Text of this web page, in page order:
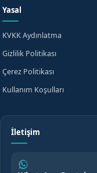
Yasal
KVKK Aydınlatma
Gizlilik Politikası
Çerez Politikası
Kullanım Koşulları
İletişim